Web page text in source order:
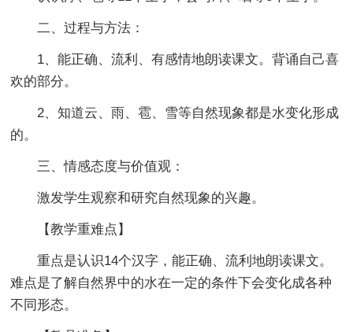
二、过程与方法：
1、能正确、流利、有感情地朗读课文。背诵自己喜
欢的部分。
2、知道云、雨、雹、雪等自然现象都是水变化形成
的。
三、情感态度与价值观：
激发学生观察和研究自然现象的兴趣。
【教学重难点】
重点是认识14个汉字，能正确、流利地朗读课文。
难点是了解自然界中的水在一定的条件下会变化成各种
不同形态。